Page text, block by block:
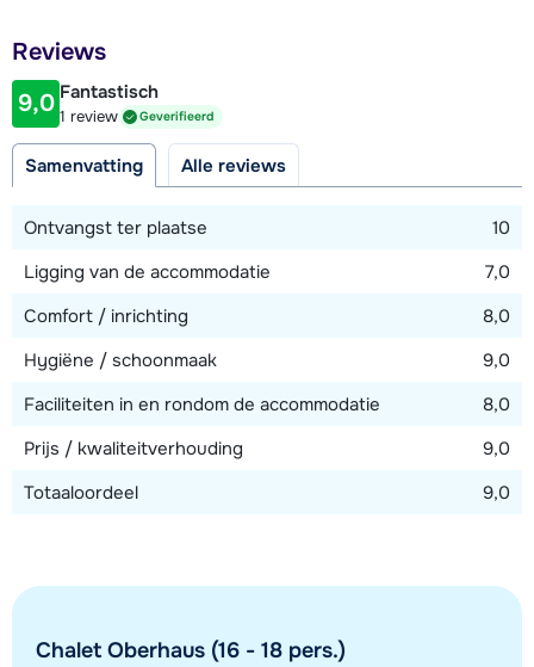
2000 meter
Afstand tot piste
1800 meter
1200 meter
Afstand tot skibushalte
Bekijk kaart
Reviews
9,0 Fantastisch
1 review Geverifieerd
Samenvatting Alle reviews
Ontvangst ter plaatse
10
Ligging van de accommodatie
7,0
Comfort / inrichting
8,0
Hygiëne / schoonmaak
9,0
Faciliteiten in en rondom de accommodatie
8,0
Prijs / kwaliteitverhouding
9,0
Totaaloordeel
9,0
Chalet Oberhaus (16 - 18 pers.)